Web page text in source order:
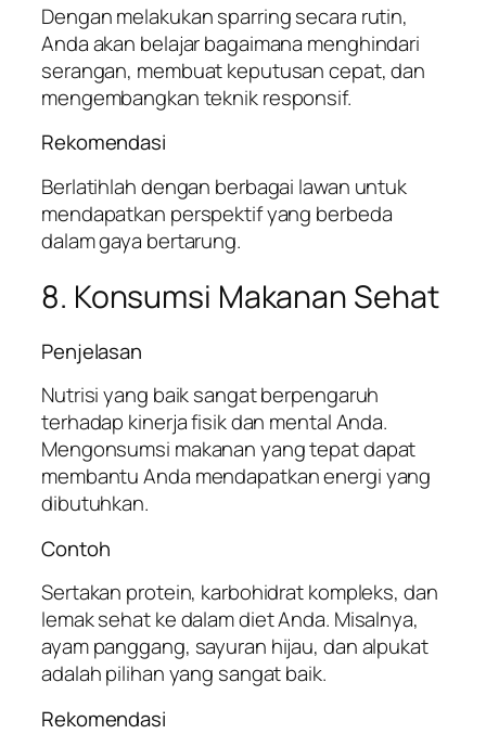
Dengan melakukan sparring secara rutin,
Anda akan belajar bagaimana menghindari
serangan, membuat keputusan cepat, dan
mengembangkan teknik responsif.
Rekomendasi
Berlatihlah dengan berbagai lawan untuk
mendapatkan perspektif yang berbeda
dalam gaya bertarung.
8. Konsumsi Makanan Sehat
Penjelasan
Nutrisi yang baik sangat berpengaruh
terhadap kinerja fisik dan mental Anda.
Mengonsumsi makanan yang tepat dapat
membantu Anda mendapatkan energi yang
dibutuhkan.
Contoh
Sertakan protein, karbohidrat kompleks, dan
lemak sehat ke dalam diet Anda. Misalnya,
ayam panggang, sayuran hijau, dan alpukat
adalah pilihan yang sangat baik.
Rekomendasi